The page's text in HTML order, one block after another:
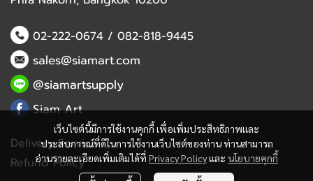
เว็บไซต์นี้มีการใช้งานคุกกี้ เพื่อเพิ่มประสิทธิภาพและ
ประสบการณ์ที่ดีในการใช้งานเว็บไซต์ของท่าน ท่านสามารถ
อ่านรายละเอียดเพิ่มเติมได้ที่ Privacy Policyและ นโยบายคุกกี้
02-222-0674/ 082-818-9445
sales@siamart.com
@siamartsupply
Siam Art
Delivery Service
Refund Policy